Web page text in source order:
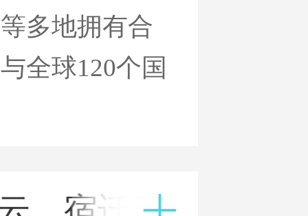
多地拥有合
全球120个国